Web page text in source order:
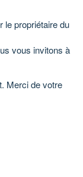
le propriétaire du
vous invitons à
Merci de votre